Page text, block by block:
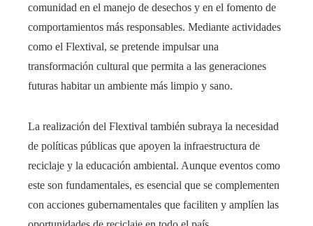
comunidad en el manejo de desechos y en el fomento de
comportamientos más responsables. Mediante actividades
como el Flextival, se pretende impulsar una
transformación cultural que permita a las generaciones
futuras habitar un ambiente más limpio y sano.
La realización del Flextival también subraya la necesidad
de políticas públicas que apoyen la infraestructura de
reciclaje y la educación ambiental. Aunque eventos como
este son fundamentales, es esencial que se complementen
con acciones gubernamentales que faciliten y amplíen las